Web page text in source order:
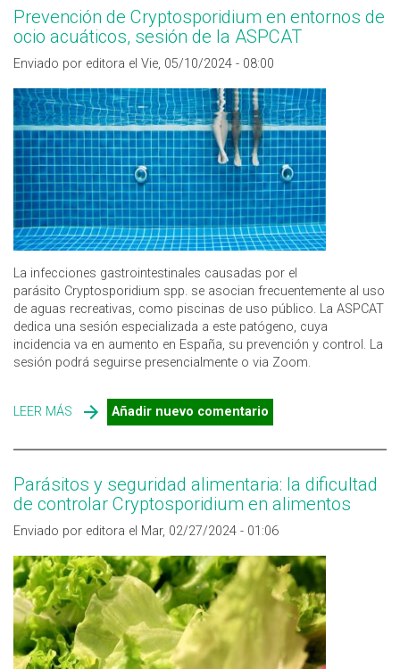
Prevención de Cryptosporidium en entornos de
ocio acuáticos, sesión de la ASPCAT
Enviado por editora el Vie, 05/10/2024 - 08:00
La infecciones gastrointestinales causadas por el
parásito Cryptosporidium spp. se asocian frecuentemente al uso
de aguas recreativas, como piscinas de uso público. La ASPCAT
dedica una sesión especializada a este patógeno, cuya
incidencia va en aumento en España, su prevención y control. La
sesión podrá seguirse presencialmente o via Zoom.
LEER MÁS SOBRE PREVENCIÓN DE CRYPTOSPORIDIUM EN
ENTORNOS DE OCIO ACUÁTICOS, SESIÓN DE LA ASPCAT
Añadir nuevo comentario
Parásitos y seguridad alimentaria: la dificultad
de controlar Cryptosporidium en alimentos
Enviado por editora el Mar, 02/27/2024 - 01:06